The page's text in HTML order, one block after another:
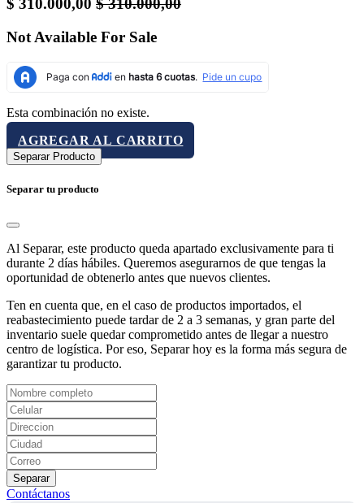
$ 310.000,00 $310.000,00
Not Available For Sale
Esta combinación no existe.
AGREGAR AL CARRITO
Separar Producto
Separar tu producto
Al Separar, este producto queda apartado exclusivamente para ti
durante 2 días hábiles. Queremos asegurarnos de que tengas la
oportunidad de obtenerlo antes que nuevos clientes.
Ten en cuenta que, en el caso de productos importados, el
reabastecimiento puede tardar de 2 a 3 semanas, y gran parte del
inventario suele quedar comprometido antes de llegar a nuestro
centro de logística. Por eso, Separar hoy es la forma más segura de
garantizar tu producto.
Separar
Contáctanos